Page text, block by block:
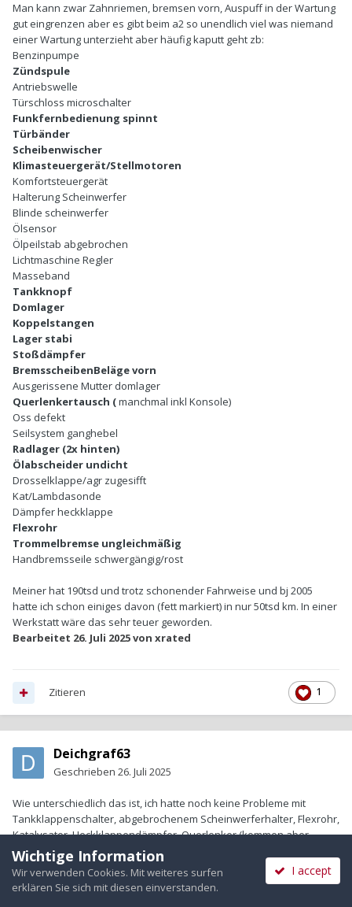
Man kann zwar Zahnriemen, bremsen vorn, Auspuff in der Wartung
gut eingrenzen aber es gibt beim a2 so unendlich viel was niemand
einer Wartung unterzieht aber häufig kaputt geht zb:
Benzinpumpe
Zündspule
Antriebswelle
Türschloss microschalter
Funkfernbedienung spinnt
Türbänder
Scheibenwischer
Klimasteuergerät/Stellmotoren
Komfortsteuergerät
Halterung Scheinwerfer
Blinde scheinwerfer
Ölsensor
Ölpeilstab abgebrochen
Lichtmaschine Regler
Masseband
Tankknopf
Domlager
Koppelstangen
Lager stabi
Stoßdämpfer
BremsscheibenBeläge vorn
Ausgerissene Mutter domlager
Querlenkertausch (manchmal inkl Konsole)
Oss defekt
Seilsystem ganghebel
Radlager (2x hinten)
Ölabscheider undicht
Drosselklappe/agr zugesifft
Kat/Lambdasonde
Dämpfer heckklappe
Flexrohr
Trommelbremse ungleichmäßig
Handbremsseile schwergängig/rost
Meiner hat 190tsd und trotz schonender Fahrweise und bj 2005
hatte ich schon einiges davon (fett markiert) in nur 50tsd km. In einer
Werkstatt wäre das sehr teuer geworden.
Bearbeitet 26. Juli 2025von xrated
1
Zitieren
Deichgraf63
Geschrieben 26. Juli 2025
Wie unterschiedlich das ist, ich hatte noch keine Probleme mit
Tankklappenschalter, abgebrochenem Scheinwerferhalter, Flexrohr,
Katalysator, Heckklappendämpfer, Querlenker (kommen aber
absehbar neu, da Manschetten der Traggelenke zerbröseln),
ausgerissenen Mutter am Domlager, spinnende
der ZV. Den
"Rest" kenne ich, wobei ich z.B. die Mikroschalter der Türschlössel
Wichtige Information
Wir verwenden Cookies. Mit weiteres surfen
erklären Sie sich mit diesen einverstanden.
I accept